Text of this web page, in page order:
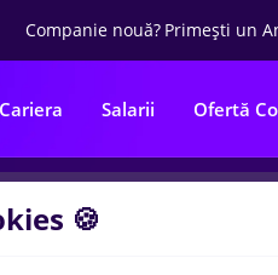
Companie nouă? Primești un
Cariera Salarii Ofertă
🍪